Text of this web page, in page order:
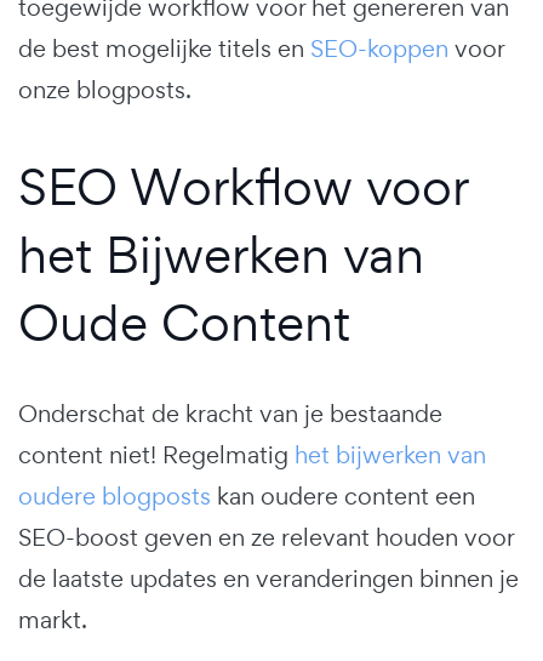
toegewijde workflow voor het genereren van
de best mogelijke titels en SEO-koppen voor
onze blogposts.
SEO Workflow voor
het Bijwerken van
Oude Content
Onderschat de kracht van je bestaande
content niet! Regelmatig het bijwerken van
oudere blogposts kan oudere content een
SEO-boost geven en ze relevant houden voor
de laatste updates en veranderingen binnen je
markt.